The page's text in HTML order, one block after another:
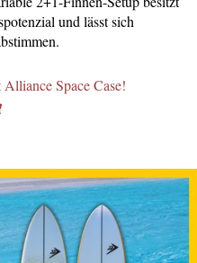
und lässt sich
Space Case!